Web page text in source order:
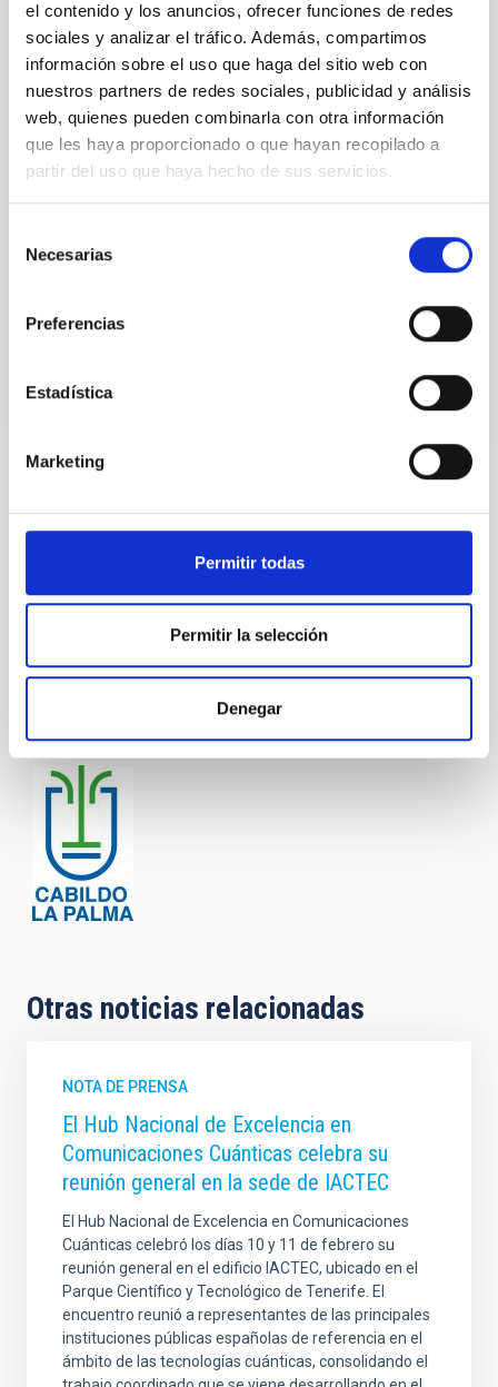
el contenido y los anuncios, ofrecer funciones de redes
sociales y analizar el tráfico. Además, compartimos
información sobre el uso que haga del sitio web con
nuestros partners de redes sociales, publicidad y análisis
web, quienes pueden combinarla con otra información
que les haya proporcionado o que hayan recopilado a
partir del uso que haya hecho de sus servicios.
Necesarias
Preferencias
Estadística
Marketing
Permitir todas
Permitir la selección
Denegar
NOTA DE PRENSA
Programa "Nuestros Alumnos y el ORM",
10 años acercando la Astrofísica a la
comunidad escolar de La Palma
Desde 2009, cerca de 7.000 escolares de La Palma
han participado en el programa educativo “Nuestros
alumnos y el Roque de los Muchachos”, que pretende
investigación astrofísica que se lleva a cabo en el
Fecha de publicación
FOTONOTICIA
OBSERVATORIOS DE CANARIAS
Nuestros alumnos y el ORM
Otras noticias relacionadas
NOTA DE PRENSA
El Hub Nacional de Excelencia en
Comunicaciones Cuánticas celebra su
reunión general en la sede de IACTEC
El Hub Nacional de Excelencia en Comunicaciones
Cuánticas celebró los días 10 y 11 de febrero su
reunión general en el edificio IACTEC, ubicado en el
Parque Científico y Tecnológico de Tenerife. El
encuentro reunió a representantes de las principales
instituciones públicas españolas de referencia en el
ámbito de las tecnologías cuánticas, consolidando el